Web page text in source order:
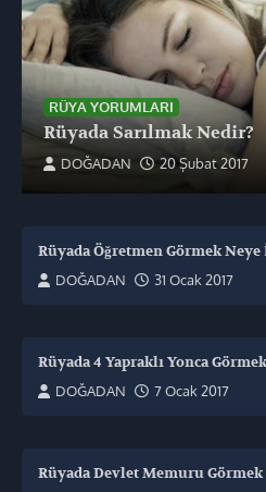
RÜYA YORUMLARI
Rüyada Sarılmak Nedir?
DOĞADAN 20 Şubat 2017
Rüyada Öğretmen Görmek Neye
DOĞADAN
31 Ocak 2017
Rüyada 4 Yapraklı Yonca Görmek
DOĞADAN
7 Ocak 2017
Rüyada Devlet Memuru Görmek